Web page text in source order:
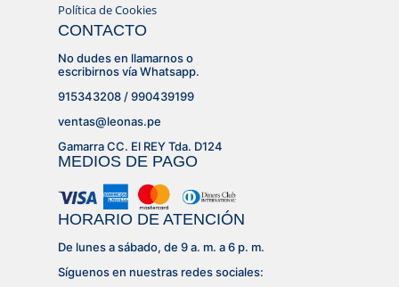
Política de Cookies
CONTACTO
No dudes en llamarnos o
escribirnos vía Whatsapp.
915343208 / 990439199
ventas@leonas.pe
Gamarra CC. El REY Tda. D124
MEDIOS DE PAGO
HORARIO DE ATENCIÓN
De lunes a sábado, de 9 a. m. a 6 p. m.
Síguenos en nuestras redes sociales: